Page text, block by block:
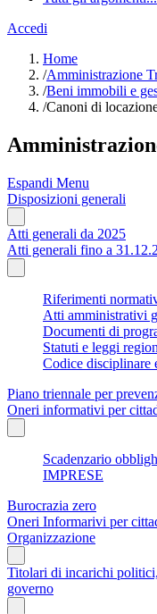
Accedi
Home
/Amministrazione
/Beni immobili e
/Canoni di
Espandi Menu
Disposizioni generali
Atti generali da 2025
Atti generali fino a
Riferimenti
Atti amministrativi
Documenti di
Statuti e leggi
Codice disciplinare
Piano triennale per
Oneri informativi per
Scadenzario
IMPRESE
Burocrazia zero
Oneri Informarivi per
Organizzazione
Titolari di incarichi
governo